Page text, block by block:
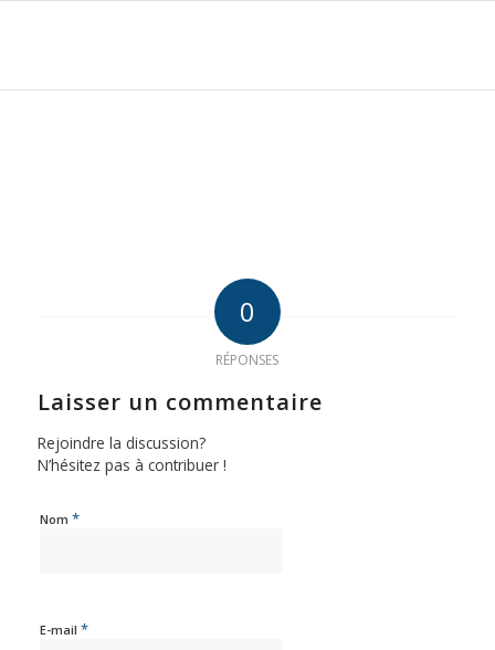
0
RÉPONSES
Laisser un commentaire
Rejoindre la discussion?
N’hésitez pas à contribuer !
Nom *
E-mail *